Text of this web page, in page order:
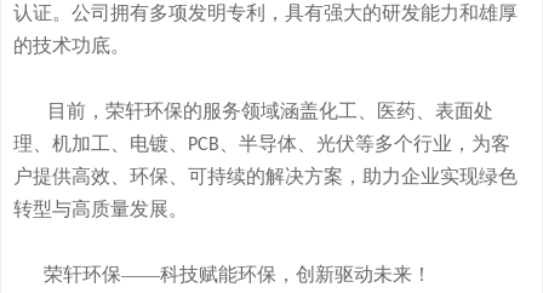
认证。公司拥有多项发明专利，具有强大的研发能力和雄厚
的技术功底。
目前，荣轩环保的服务领域涵盖化工、医药、表面处
理、机加工、电镀、
PCB
、半导体、光伏等多个行业，为客
户提供高效、环保、可持续的解决方案，助力企业实现绿色
转型与高质量发展。
荣轩环保——科技赋能环保，创新驱动未来！